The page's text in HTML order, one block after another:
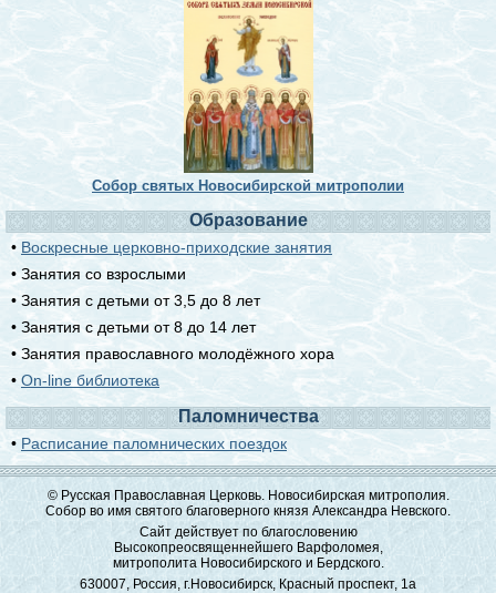
Собор святых Новосибирской митрополии
Образование
• Воскресные церковно-приходские занятия
• Занятия со взрослыми
• Занятия с детьми от 3,5 до 8 лет
• Занятия с детьми от 8 до 14 лет
• Занятия православного молодёжного хора
• On-line библиотека
Паломничества
• Расписание паломнических поездок
© Русская Православная Церковь. Новосибирская митрополия.
Собор во имя святого благоверного князя Александра Невского.
Сайт действует по благословению
Высокопреосвященнейшего Варфоломея,
митрополита Новосибирского и Бердского.
630007, Россия, г.Новосибирск, Красный проспект, 1а